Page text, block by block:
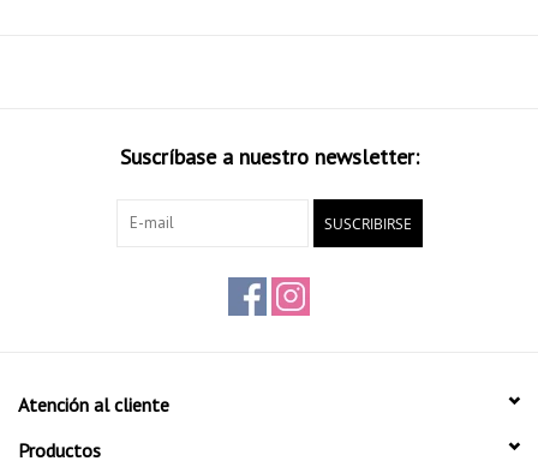
Suscríbase a nuestro newsletter:
SUSCRIBIRSE
Atención al cliente
Productos